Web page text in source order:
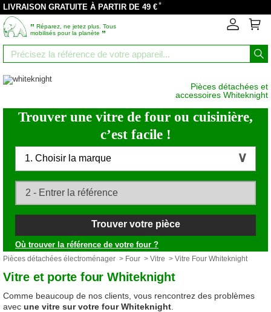
LIVRAISON GRATUITE À PARTIR DE 49 €*
‟ Réparez, ne jetez plus. Tous
mobilisés pour la planète ”
Pièces détachées et
accessoires Whiteknight
Trouver une vitre de four ou cuisinière,
c’est facile !
1. Choisir la marque
Trouver votre pièce
Où trouver la référence de votre four ?
Pièces détachées électroménager > Four > Vitre > Vitre Four Whiteknight
Vitre et porte four Whiteknight
Comme beaucoup de nos clients, vous rencontrez des problèmes
avec une vitre sur votre four Whiteknight